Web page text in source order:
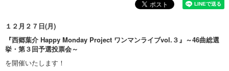
１２月２７日(月)
『西郷葉介 Happy Monday Project ワンマンライブvol.３』～46曲総選
挙・第３回予選投票会～
を開催いたします！